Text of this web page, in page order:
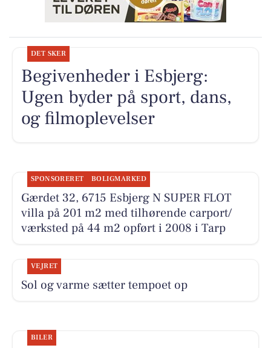
DET SKER
Begivenheder i Esbjerg:
Ugen byder på sport, dans,
og filmoplevelser
SPONSORERET BOLIGMARKED
Gærdet 32, 6715 Esbjerg N SUPER FLOT
villa på 201 m2 med tilhørende carport/
værksted på 44 m2 opført i 2008 i Tarp
VEJRET
Sol og varme sætter tempoet op
BILER